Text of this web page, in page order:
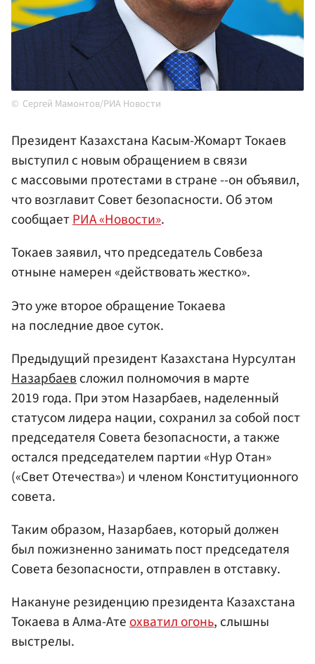
Сергей Мамонтов/РИА Новости
Президент Казахстана Касым-Жомарт Токаев
выступил с новым обращением в связи
с массовыми протестами в стране --он объявил,
что возглавит Совет безопасности. Об этом
сообщаетРИА «Новости».
Токаев заявил, что председатель Совбеза
отныне намерен «действовать жестко».
Это уже второе обращение Токаева
на последние двое суток.
Предыдущий президент Казахстана Нурсултан
Назарбаевсложил полномочия в марте
2019 года. При этом Назарбаев, наделенный
статусом лидера нации, сохранил за собой пост
председателя Совета безопасности, а также
остался председателем партии «Нур Отан»
(«Свет Отечества») и членом Конституционного
совета.
Таким образом, Назарбаев, который должен
был пожизненно занимать пост председателя
Совета безопасности, отправлен в отставку.
Накануне резиденцию президента Казахстана
Токаева в Алма-Атеохватил огонь, слышны
выстрелы.